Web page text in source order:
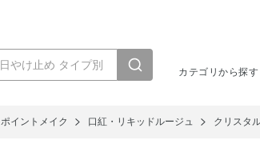
カテゴリから探す
ポイントメイク 口紅・リキッドルージュ クリスタ